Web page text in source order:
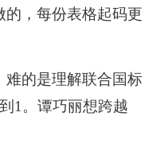
的，每份表格起码更
的是理解联合国标
1。谭巧丽想跨越